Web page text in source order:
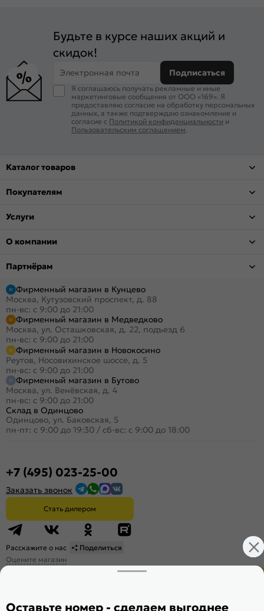
Будьте в курсе наших акций и
скидок!
Электронная почта Подписаться
Я соглашаюсь получать рекламные и иные
маркетинговые сообщения от ООО «169». Я
предоставляю согласие на обработку персональных
данных, а также подтверждаю ознакомление и
согласие с Политикой конфиденциальности и
Пользовательским соглашением
Каталог товаров
Покупателям
Услуги
О компании
Партнёрам
Фирменный магазин в Кунцево
Москва, Кутузовский проспект, д. 88
пн-вс: с 9:00 до 21:00
Фирменный магазин в Медведково
Москва, ул. Осташковская, д. 22, подъезд 6
пн-вс: с 9:00 до 21:00
Фирменный магазин в Новокосино
Реутов, Носовихинское шоссе, д. 5
пн-вс: с 9:00 до 21:00
Фирменный магазин в Бутово
Москва, ул. Венёвская, д. 4
пн-вс: с 9:00 до 21:00
Склад в Одинцово
Одинцово, ул. Баковская, 5
пн-пт: с 9:00 до 19:30 / сб-вс: с 9:00 до 18:00
+7 (495) 023-25-00
Заказать звонок
Стать дилером
Расскажите о нас
Поделиться
Оцените магазин
Оставьте номер - сделаем выгоднее